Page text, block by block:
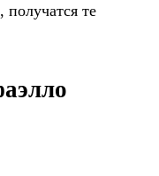
получатся те